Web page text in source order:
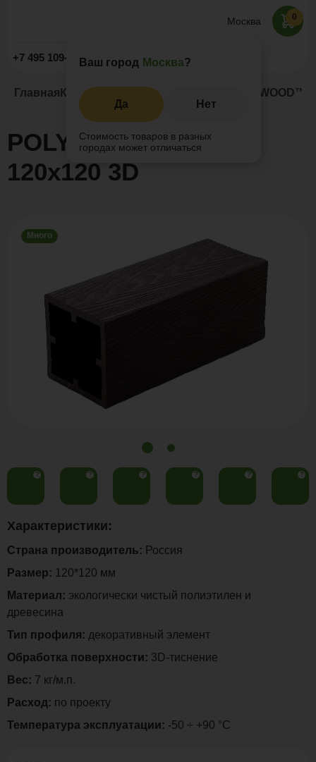
Москва
Ваш город Москва?
Да Нет
Стоимость товаров в разных
городах может отличаться
+7 495 109-52-09 Заказать звонок
0
Главная Каталог Заборы и ограждения POLYWOOD™
POLYWOOD™ столб
120х120 3D
Много
? ? ? ? ? ?
Характеристики:
Страна производитель: Россия
Размер: 120*120 мм
Материал: экологически чистый полиэтилен и
древесина
Тип профиля: декоративный элемент
Обработка поверхности: 3D-тиснение
Вес: 7 кг/м.п.
Расход: по проекту
Температура эксплуатации: -50 ÷ +90 °C